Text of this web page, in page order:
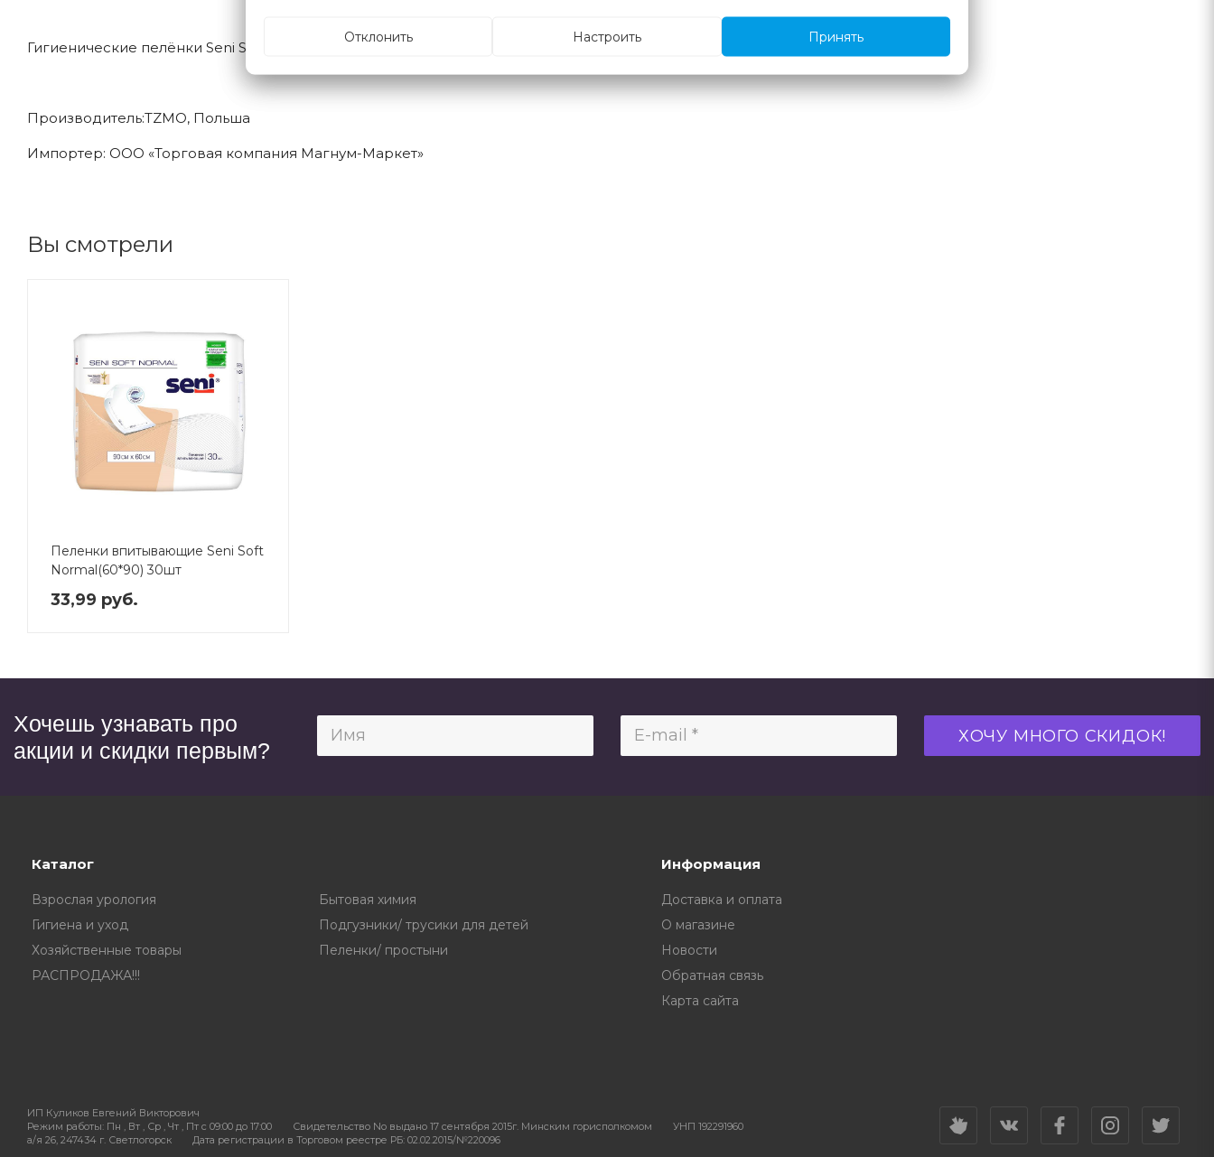
Гигиенические пелёнки Seni Soft представлены в трёх размерах: 40*60см, 60*60см, 60*90см
Производитель:TZMO, Польша
Импортер: ООО «Торговая компания Магнум-Маркет»
Вы смотрели
Пеленки впитывающие Seni Soft
Normal(60*90) 30шт
33,99 руб.
Хочешь узнавать про
акции и скидки первым?
Каталог
Взрослая урология
Бытовая химия
Гигиена и уход
Подгузники/ трусики для детей
Хозяйственные товары
Пеленки/ простыни
РАСПРОДАЖА!!!
Информация
Доставка и оплата
О магазине
Новости
Обратная связь
Карта сайта
ИП Куликов Евгений Викторович
Режим работы: Пн , Вт , Ср , Чт , Пт c 09:00 до 17:00 Свидетельство No выдано 17 сентября 2015г. Минским горисполкомом
УНП 192291960
а/я 26, 247434 г. Светлогорск
Дата регистрации в Торговом реестре РБ: 02.02.2015/№220096
Отклонить Настроить Принять